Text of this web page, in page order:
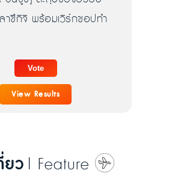
าซึกิจิ พร้อมเวิร์กชอปทำ
View Results
ว | Feature